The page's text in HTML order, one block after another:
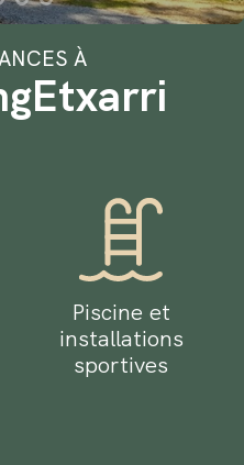
À
Piscine et
installations
sportives